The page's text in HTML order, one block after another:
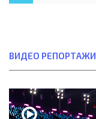
ВИДЕО РЕПОРТАЖИ